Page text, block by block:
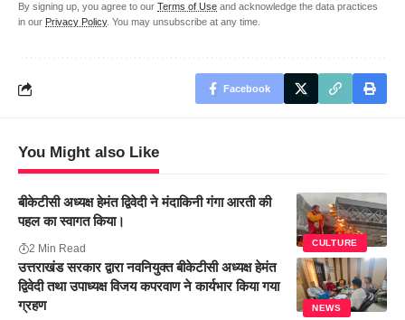
By signing up, you agree to our Terms of Use and acknowledge the data practices
in our Privacy Policy. You may unsubscribe at any time.
Facebook
You Might also Like
CULTURE
बीकेटीसी अध्यक्ष हेमंत द्विवेदी ने मंदाकिनी गंगा आरती की
पहल का स्वागत किया।
2 Min Read
NEWS
उत्तराखंड सरकार द्वारा नव‌नियुक्त बीकेटीसी अध्यक्ष हेमंत
द्विवेदी तथा उपाध्यक्ष विजय कपरवाण ने कार्यभार किया गया
ग्रहण